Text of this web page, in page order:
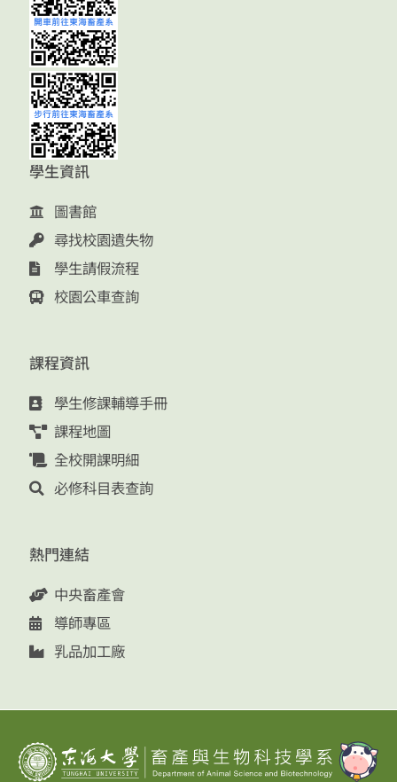
學生資訊
圖書館
尋找校園遺失物
學生請假流程
校園公車查詢
課程資訊
學生修課輔導手冊
課程地圖
全校開課明細
必修科目表查詢
熱門連結
中央畜產會
導師專區
乳品加工廠